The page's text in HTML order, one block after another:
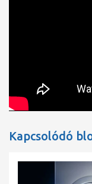
Felület:
EAN-szám:
Kapcsolódó